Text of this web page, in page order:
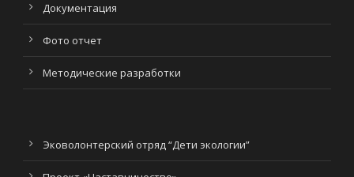
Документация
Фото отчет
Методические разработки
Эковолонтерский отряд “Дети экологии”